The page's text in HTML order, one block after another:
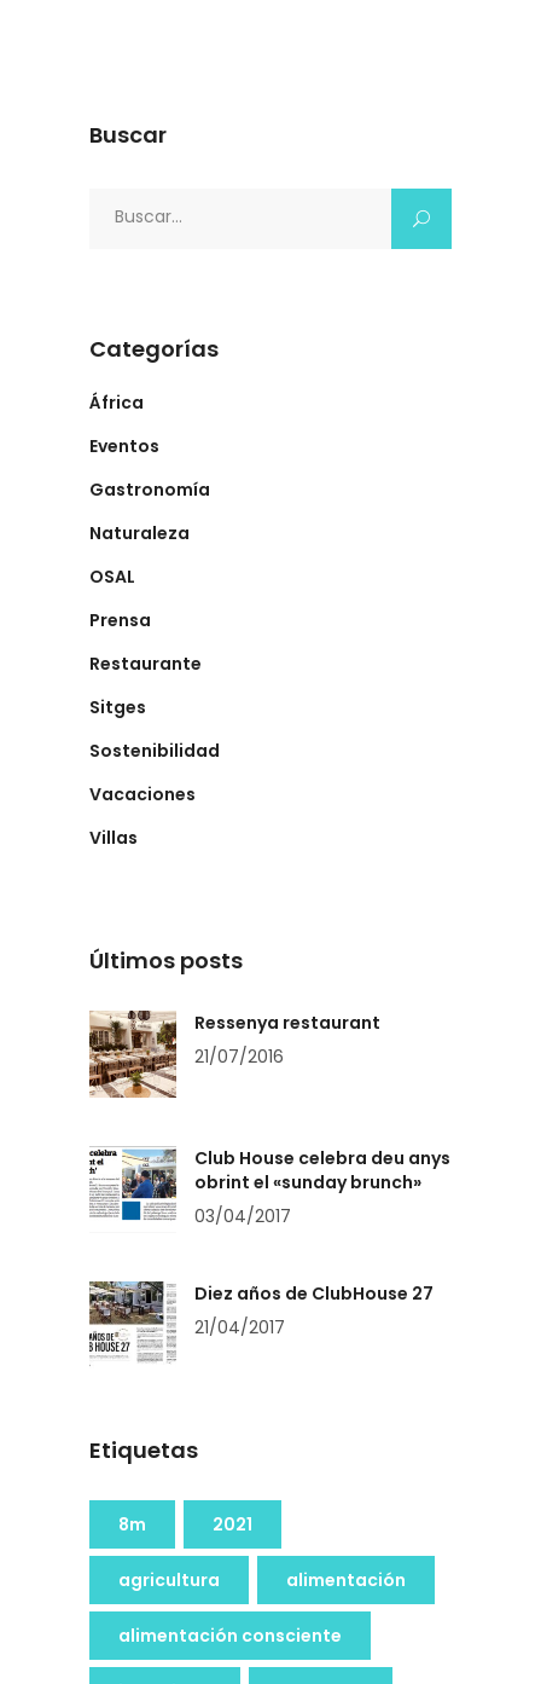
Buscar
for:
Categorías
África
Eventos
Gastronomía
Naturaleza
OSAL
Prensa
Restaurante
Sitges
Sostenibilidad
Vacaciones
Villas
Últimos posts
Ressenya restaurant
21/07/2016
Club House celebra deu anys
obrint el «sunday brunch»
03/04/2017
Diez años de ClubHouse 27
21/04/2017
Etiquetas
8m 2021
agricultura alimentación
alimentación consciente